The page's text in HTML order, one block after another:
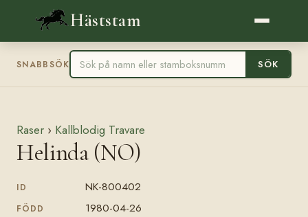
Häststam
SNABBSÖK SÖK
Raser › Kallblodig Travare
Helinda (NO)
ID NK-800402
FÖDD 1980-04-26